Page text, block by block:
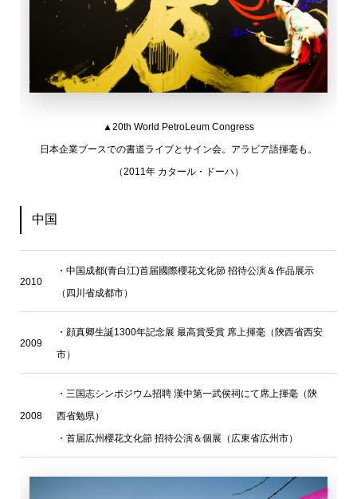
▲20th World PetroLeum Congress
日本企業ブースでの書道ライブとサイン会。アラビア語揮毫も。
（2011年 カタール・ドーハ）
中国
2010
・中国成都(青白江)首届國際櫻花文化節 招待公演＆作品展示
（四川省成都市）
2009
・顔真卿生誕1300年記念展 最高賞受賞 席上揮毫（陝西省西安
市）
2008
・三国志シンポジウム招聘 漢中第一武侯祠にて席上揮毫（陝
西省勉県）
・首届広州櫻花文化節 招待公演＆個展（広東省広州市）